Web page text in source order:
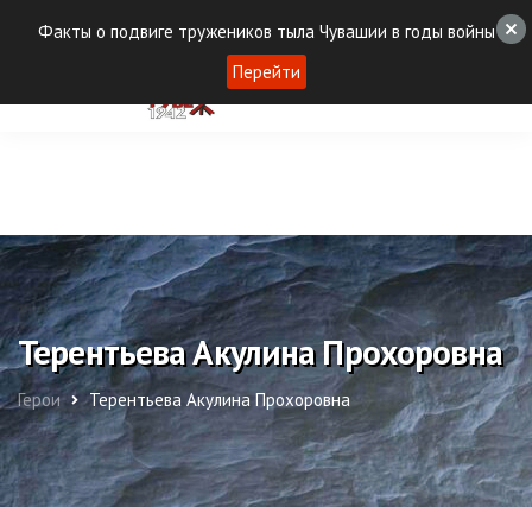
Терентьева Акулина Прохоровна
Герои Терентьева Акулина Прохоровна
Факты о подвиге тружеников тыла Чувашии в годы войны
Перейти